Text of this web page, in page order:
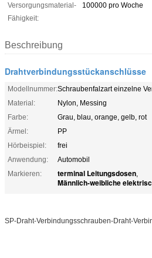
Versorgungsmaterial-
Fähigkeit:
100000 pro Woche
Beschreibung
Drahtverbindungsstückanschlüsse
Modellnummer:Schraubenfalzart einzelne
Material:
Nylon, Messing
Farbe:
Grau, blau, orange, gelb, rot
Ärmel:
PP
Hörbeispiel:
frei
Anwendung:
Automobil
Markieren:
terminal Leitungsdosen,
Männlich-weibliche
SP-Draht-Verbindungsschrauben-Draht-